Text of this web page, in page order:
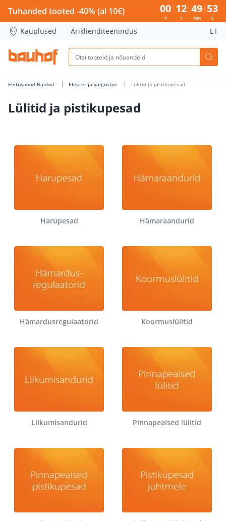
Lülitid ja pistikupesad - Bauhof has loaded
Tuhanded tooted -40% (al 10€) 00
P
12
T
49
MIN
53
S
Kauplused Äriklienditeenindus ET
Ehituspood Bauhof Elekter ja valgustus Lülitid ja pistikupesad
Lülitid ja pistikupesad
Harupesad Hämaraandurid
Hämardusregulaatorid Koormuslülitid
Liikumisandurid Pinnapealsed lülitid